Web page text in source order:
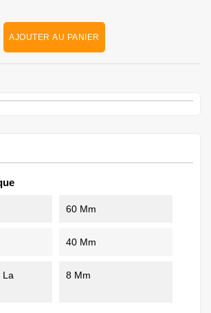
AJOUTER AU PANIER
60 Mm
40 Mm
La
8 Mm